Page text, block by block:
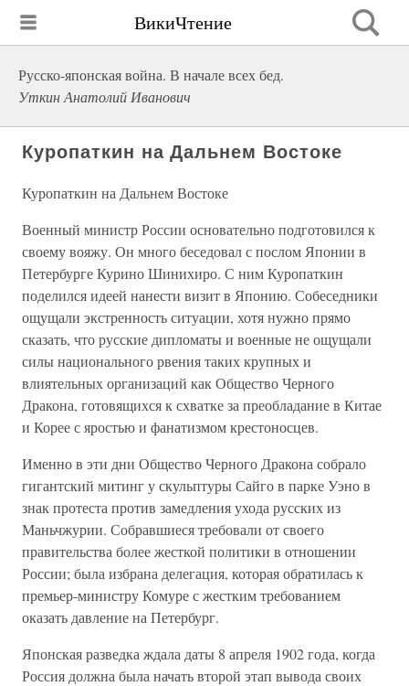
ВикиЧтение
Русско-японская война. В начале всех бед.
Уткин Анатолий Иванович
Куропаткин на Дальнем Востоке
Куропаткин на Дальнем Востоке
Военный министр России основательно подготовился к
своему вояжу. Он много беседовал с послом Японии в
Петербурге Курино Шинихиро. С ним Куропаткин
поделился идеей нанести визит в Японию. Собеседники
ощущали экстренность ситуации, хотя нужно прямо
сказать, что русские дипломаты и военные не ощущали
силы национального рвения таких крупных и
влиятельных организаций как Общество Черного
Дракона, готовящихся к схватке за преобладание в Китае
и Корее с яростью и фанатизмом крестоносцев.
Именно в эти дни Общество Черного Дракона собрало
гигантский митинг у скульптуры Сайго в парке Уэно в
знак протеста против замедления ухода русских из
Маньчжурии. Собравшиеся требовали от своего
правительства более жесткой политики в отношении
России; была избрана делегация, которая обратилась к
премьер-министру Комуре с жестким требованием
оказать давление на Петербург.
Японская разведка ждала даты 8 апреля 1902 года, когда
Россия должна была начать второй этап вывода своих